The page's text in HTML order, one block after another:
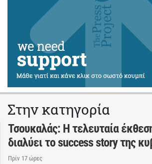
Στην κατηγορία
Τσουκαλάς: Η τελευταία
διαλύει το success story της
Πρίν 17 ώρες